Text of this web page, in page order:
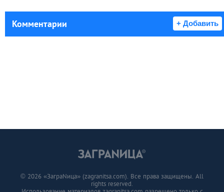
Комментарии + Добавить
© 2026 «ЗаграNица» (zagranitsa.com). Все права защищены. All
rights reserved.